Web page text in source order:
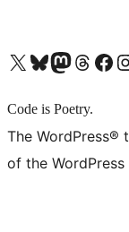
X (旧 Twitter) アカウントへBluesky アカウントへMastodon アカウントへThreads アカウントへ Facebook ページへInstagram
Code is Poetry.
The WordPress®
of the WordPress